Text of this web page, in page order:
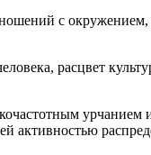
с
расцвет
урчанием
активностью